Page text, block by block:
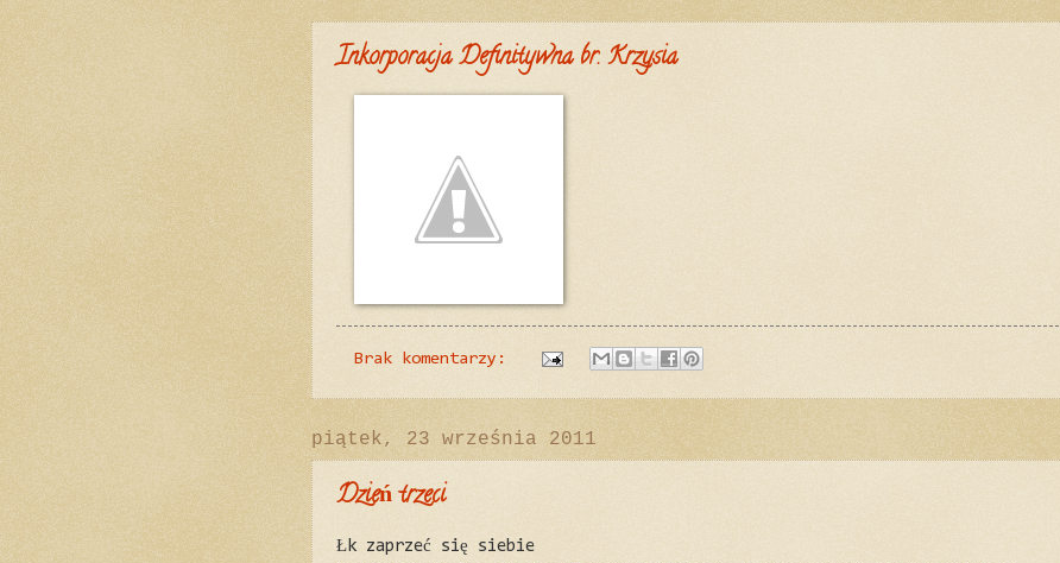
Inkorporacja Definitywna br. Krzysia
Brak komentarzy:
piątek, 23 września 2011
Dzień trzeci
Łk zaprzeć się siebie